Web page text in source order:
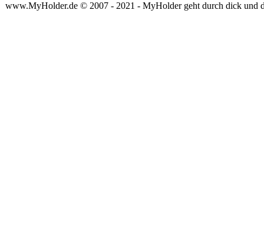
www.MyHolder.de © 2007 - 2021 - MyHolder geht durch dick und